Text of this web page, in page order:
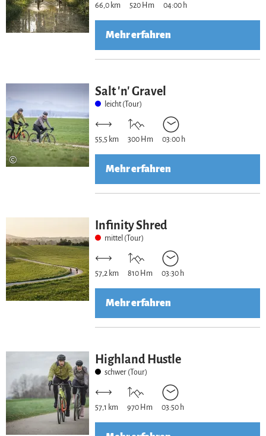
66,0 km 520 Hm 04:00 h
Mehr erfahren
©
Salt 'n' Gravel
leicht (Tour)
55,5 km 300 Hm 03:00 h
Mehr erfahren
Infinity Shred
mittel (Tour)
57,2 km 810 Hm 03:30 h
Mehr erfahren
Highland Hustle
schwer (Tour)
57,1 km 970 Hm 03:50 h